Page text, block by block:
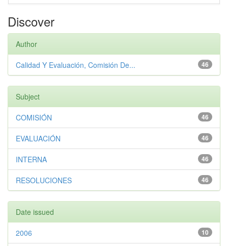
Discover
Author
46
Calidad Y Evaluación, Comisión De...
Subject
46
COMISIÓN
46
EVALUACIÓN
46
INTERNA
46
RESOLUCIONES
Date issued
10
2006